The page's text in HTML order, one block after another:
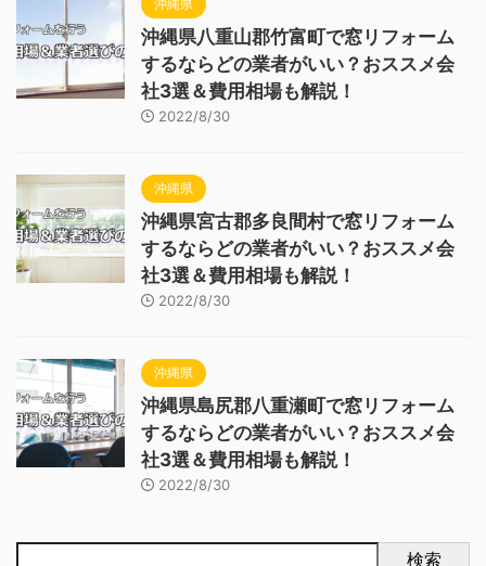
沖縄県
沖縄県八重山郡竹富町で窓リフォーム
するならどの業者がいい？おススメ会
社3選＆費用相場も解説！
2022/8/30
沖縄県
沖縄県宮古郡多良間村で窓リフォーム
するならどの業者がいい？おススメ会
社3選＆費用相場も解説！
2022/8/30
沖縄県
沖縄県島尻郡八重瀬町で窓リフォーム
するならどの業者がいい？おススメ会
社3選＆費用相場も解説！
2022/8/30
検索